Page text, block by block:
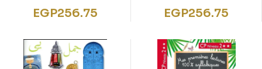
lectures 100 %
syllabiques Larousse /
3)
EGP256.75
syllabiques – Chasse
au trésor
EGP256.75